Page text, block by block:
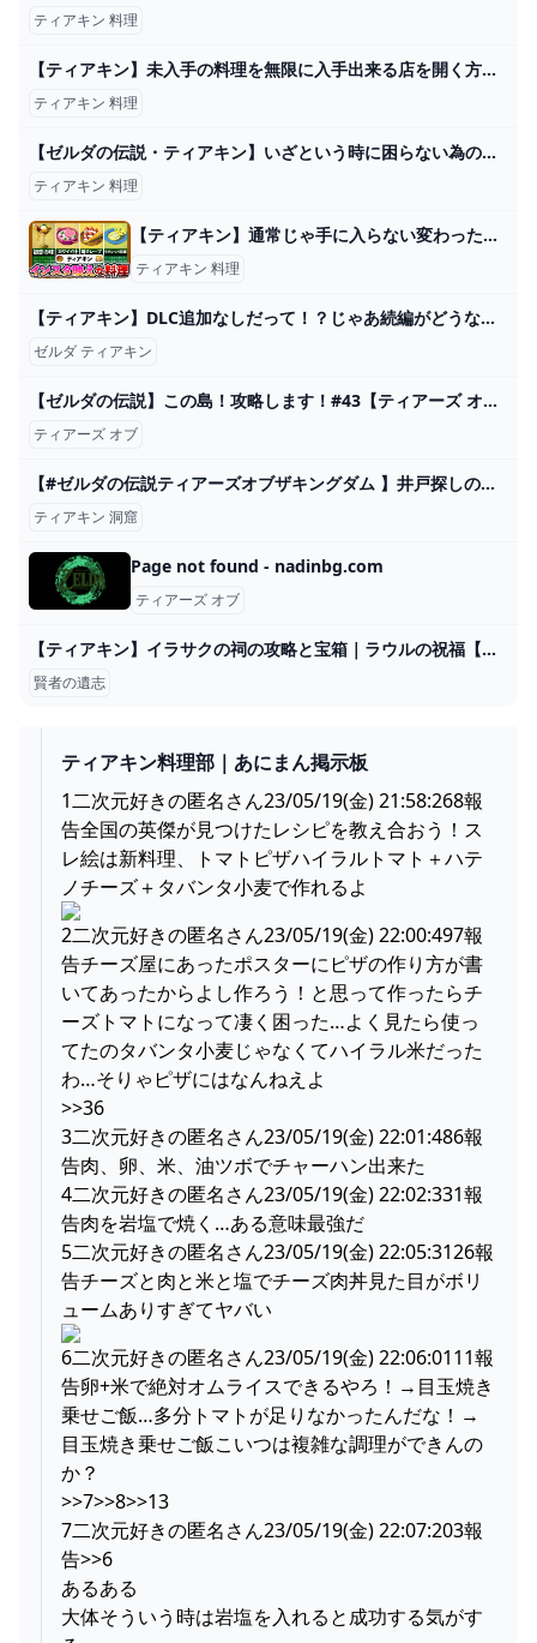
ティアキン 料理
【ティアキン】未入手の料理を無限に入手出来る店を開く方法!! 宝箱屋 無料で海の幸をくれるよろず屋もOPEN!! ゼルダの伝説Totk 攻略 - YouTube
ティアキン 料理
【ゼルダの伝説・ティアキン】いざという時に困らない為の便利な食材採取場所＆料理レシピ紹介！｜ゲーム実況・攻略「ティアーズ オブ ザ キングダム｜Tears of the Kingdom」 - YouTube
ティアキン 料理
【ティアキン】通常じゃ手に入らない変わった料理 - YouTube
ティアキン 料理
【ティアキン】DLC追加なしだって！？じゃあ続編がどうなるか語ろうぜ！ - YouTube
ゼルダ ティアキン
【ゼルダの伝説】この島！攻略します！#43【ティアーズ オブ ザ キングダム】 - YouTube
ティアーズ オブ
【#ゼルダの伝説ティアーズオブザキングダム 】井戸探しの旅開始！ #61 【 ファニル･δ / セルフ受肉Vtuber 】 - YouTube
ティアキン 洞窟
Page not found - nadinbg.com
ティアーズ オブ
【ティアキン】イラサクの祠の攻略と宝箱｜ラウルの祝福【ゼルダの伝説ティアーズオブザキングダム】 - アルテマ
賢者の遺志
ティアキン料理部｜あにまん掲示板
1二次元好きの匿名さん23/05/19(金) 21:58:268報
告全国の英傑が見つけたレシピを教え合おう！ス
レ絵は新料理、トマトピザハイラルトマト＋ハテ
ノチーズ＋タバンタ小麦で作れるよ
2二次元好きの匿名さん23/05/19(金) 22:00:497報
告チーズ屋にあったポスターにピザの作り方が書
いてあったからよし作ろう！と思って作ったらチ
ーズトマトになって凄く困った…よく見たら使っ
てたのタバンタ小麦じゃなくてハイラル米だった
わ…そりゃピザにはなんねえよ
>>36
3二次元好きの匿名さん23/05/19(金) 22:01:486報
告肉、卵、米、油ツボでチャーハン出来た
4二次元好きの匿名さん23/05/19(金) 22:02:331報
告肉を岩塩で焼く…ある意味最強だ
5二次元好きの匿名さん23/05/19(金) 22:05:3126報
告チーズと肉と米と塩でチーズ肉丼見た目がボリ
ュームありすぎてヤバい
6二次元好きの匿名さん23/05/19(金) 22:06:0111報
告卵+米で絶対オムライスできるやろ！→目玉焼き
乗せご飯…多分トマトが足りなかったんだな！→
目玉焼き乗せご飯こいつは複雑な調理ができんの
か？
>>7>>8>>13
7二次元好きの匿名さん23/05/19(金) 22:07:203報
告>>6
あるある
大体そういう時は岩塩を入れると成功する気がす